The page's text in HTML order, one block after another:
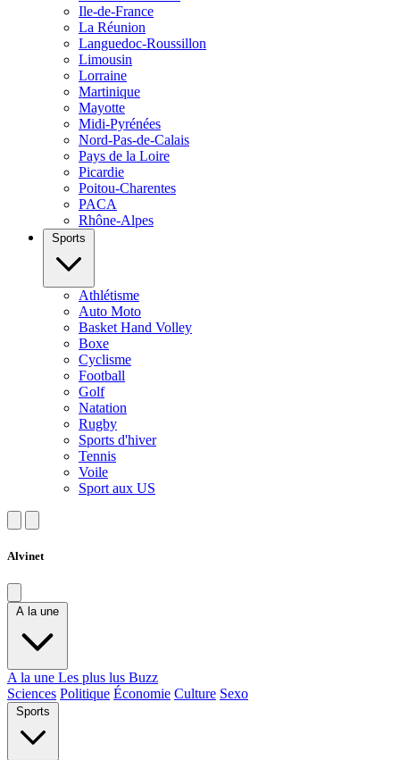
Ile-de-France
La Réunion
Languedoc-Roussillon
Limousin
Lorraine
Martinique
Mayotte
Midi-Pyrénées
Nord-Pas-de-Calais
Pays de la Loire
Picardie
Poitou-Charentes
PACA
Rhône-Alpes
Sports
Athlétisme
Auto Moto
Basket Hand Volley
Boxe
Cyclisme
Football
Golf
Natation
Rugby
Sports d'hiver
Tennis
Voile
Sport aux US
Alvinet
A la une
A la une Les plus lus Buzz
Sciences Politique Économie Culture Sexo
Sports